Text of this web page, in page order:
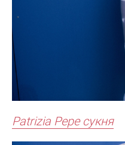
Patrizia Pepe сукня